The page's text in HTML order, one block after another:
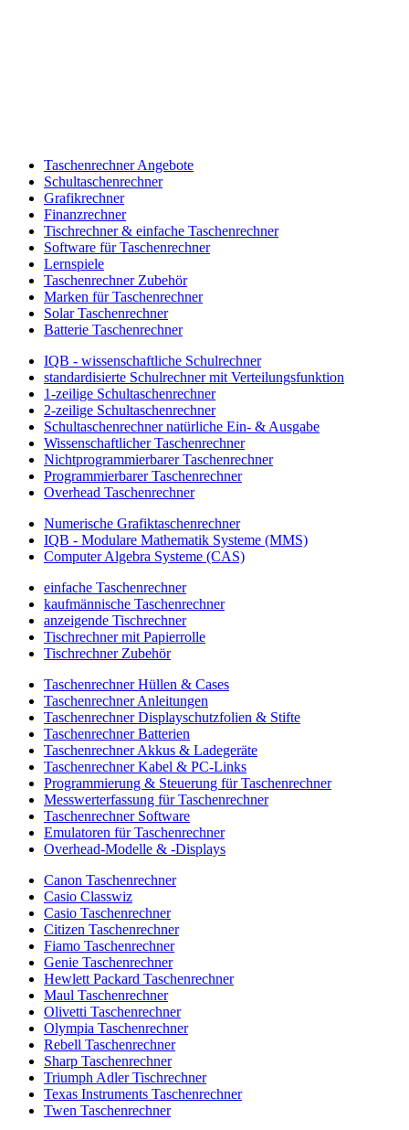
Taschenrechner Angebote
Schultaschenrechner
Grafikrechner
Finanzrechner
Tischrechner & einfache Taschenrechner
Software für Taschenrechner
Lernspiele
Taschenrechner Zubehör
Marken für Taschenrechner
Solar Taschenrechner
Batterie Taschenrechner
IQB - wissenschaftliche Schulrechner
standardisierte Schulrechner mit Verteilungsfunktion
1-zeilige Schultaschenrechner
2-zeilige Schultaschenrechner
Schultaschenrechner natürliche Ein- & Ausgabe
Wissenschaftlicher Taschenrechner
Nichtprogrammierbarer Taschenrechner
Programmierbarer Taschenrechner
Overhead Taschenrechner
Numerische Grafiktaschenrechner
IQB - Modulare Mathematik Systeme (MMS)
Computer Algebra Systeme (CAS)
einfache Taschenrechner
kaufmännische Taschenrechner
anzeigende Tischrechner
Tischrechner mit Papierrolle
Tischrechner Zubehör
Taschenrechner Hüllen & Cases
Taschenrechner Anleitungen
Taschenrechner Displayschutzfolien & Stifte
Taschenrechner Batterien
Taschenrechner Akkus & Ladegeräte
Taschenrechner Kabel & PC-Links
Programmierung & Steuerung für Taschenrechner
Messwerterfassung für Taschenrechner
Taschenrechner Software
Emulatoren für Taschenrechner
Overhead-Modelle & -Displays
Canon Taschenrechner
Casio Classwiz
Casio Taschenrechner
Citizen Taschenrechner
Fiamo Taschenrechner
Genie Taschenrechner
Hewlett Packard Taschenrechner
Maul Taschenrechner
Olivetti Taschenrechner
Olympia Taschenrechner
Rebell Taschenrechner
Sharp Taschenrechner
Triumph Adler Tischrechner
Texas Instruments Taschenrechner
Twen Taschenrechner